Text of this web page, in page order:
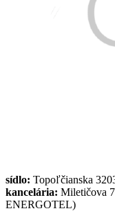
sídlo: Topoľčianska
kancelária: Miletičova
ENERGOTEL)